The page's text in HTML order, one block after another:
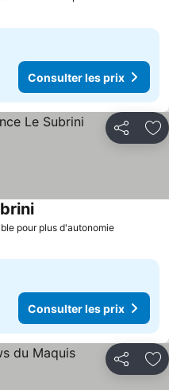
Consulter les prix
Partager
pour plus d'autonomie
Consulter les prix
Consulter les prix
Partager